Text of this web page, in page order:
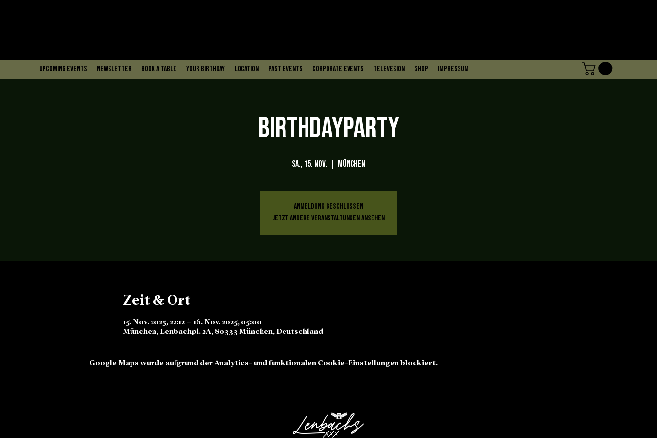
upcoming events Newsletter book a table Your Birthday Location PAST EVENTS Corporate Events Televesion Shop Impressum
Birthdayparty
Sa., 15. Nov. München
Anmeldung geschlossen
Jetzt andere Veranstaltungen ansehen
Zeit & Ort
15. Nov. 2025, 22:12 – 16. Nov. 2025, 05:00
München, Lenbachpl. 2A, 80333 München, Deutschland
Google Maps wurde aufgrund der Analytics- und funktionalen Cookie-Einstellungen blockiert.